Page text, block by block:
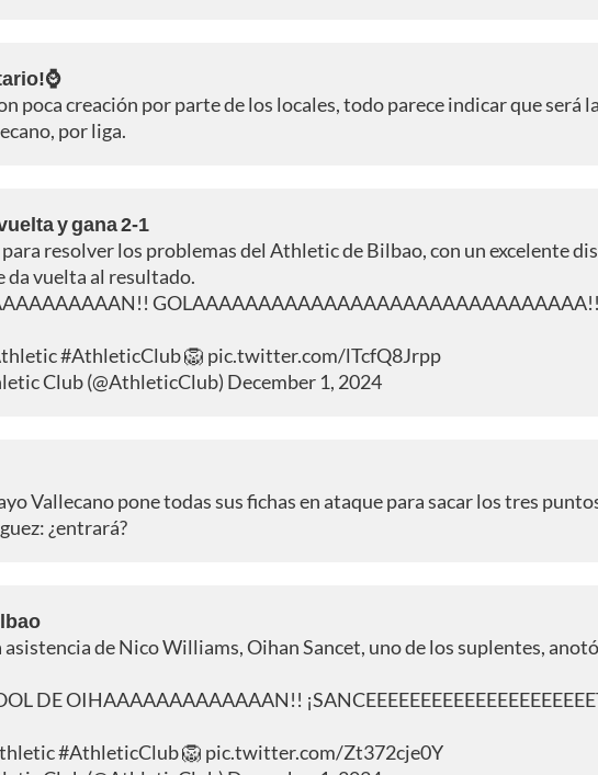
poca creación por parte de los locales, todo parece indicar que será la
por liga.
y gana 2-1
resolver los problemas del Athletic de Bilbao, con un excelente
da vuelta al resultado.
#AthleticClub🦁 pic.twitter.com/lTcfQ8Jrpp
Club (@AthleticClub) December 1, 2024
Vallecano pone todas sus fichas en ataque para sacar los tres
¿entrará?
de Nico Williams, Oihan Sancet, uno de los suplentes,
DE OIHAAAAAAAAAAAAAN!!
#AthleticClub🦁 pic.twitter.com/Zt372cje0Y